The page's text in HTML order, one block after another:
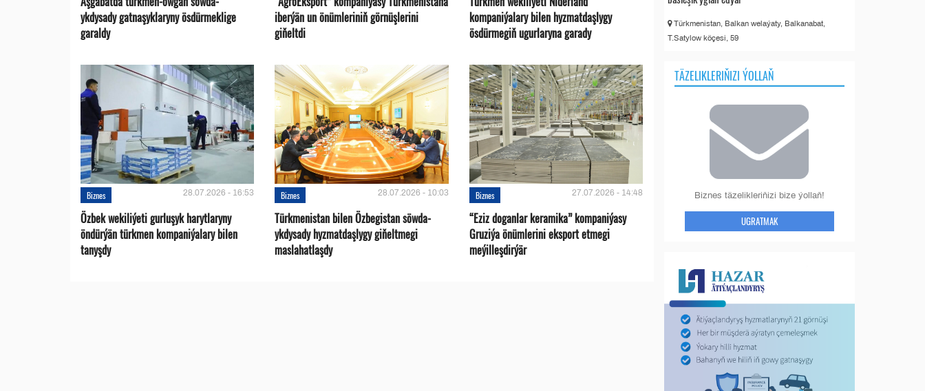
ykdysady gatnaşyklaryny ösdürmeklige
garaldy
iberýän un önümleriniň görnüşlerini
giňeltdi
kompaniýalary bilen hyzmatdaşlygy
ösdürmegiň ugurlaryna garady
Biznes 28.07.2026 - 16:53
Özbek wekiliýeti gurluşyk harytlaryny
öndürýän türkmen kompaniýalary bilen
tanyşdy
Biznes 28.07.2026 - 10:03
Türkmenistan bilen Özbegistan söwda-
ykdysady hyzmatdaşlygy giňeltmegi
maslahatlaşdy
Biznes 27.07.2026 - 14:48
“Eziz doganlar keramika” kompaniýasy
Gruziýa önümlerini eksport etmegi
meýilleşdirýär
Türkmenistan, Balkan welaýaty, Balkanabat,
T.Satylow köçesi, 59
TÄZELIKLERIŇIZI ÝOLLAŇ
Biznes täzelikleriňizi bize ýollaň!
UGRATMAK